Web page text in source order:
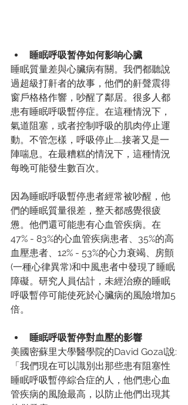
睡眠呼吸暂停如何影响心臟
睡眠質量差與心臟病有關。我們都聽說
過超級打鼾者的故事，他們的鼾聲震得
窗戶格格作響，吵醒了鄰居。很多人都
患有睡眠呼吸暫停症。在這種情況下，
氣道阻塞，或者控制呼吸的肌肉停止運
動。不管怎樣，呼吸停止……接著又是一
陣喘息。在最糟糕的情況下，這種情況
每晚可能發生數百次。
因為睡眠呼吸暫停患者經常被吵醒，他
們的睡眠質量很差，整天都感覺很疲
憊。他們還可能患有心血管疾病。在
47% - 83%的心血管疾病患者、35%的高
血壓患者、12% - 53%的心力衰竭、房顫
(一種心律異常)和中風患者中發現了睡眠
障礙。研究人員估計，未經治療的睡眠
呼吸暫停可能使死於心臟病的風險增加5
倍。
睡眠呼吸暂停對血壓的影響
美國密蘇里大學醫學院的David Gozal說:
「我們現在可以識別出那些患有阻塞性
睡眠呼吸暫停綜合症的人，他們患心血
管疾病的風險最高，以防止他們出現其